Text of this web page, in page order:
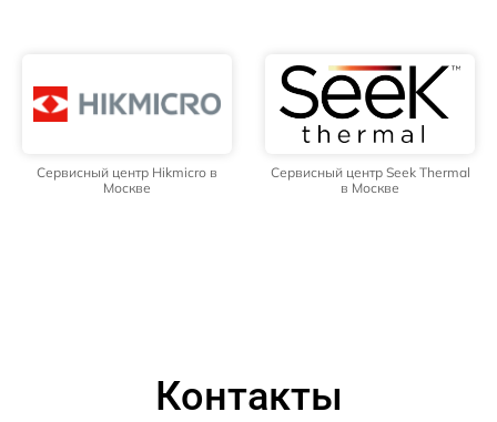
Сервисный центр Hikmicro в
Москве
Сервисный центр Seek Thermal
в Москве
Контакты